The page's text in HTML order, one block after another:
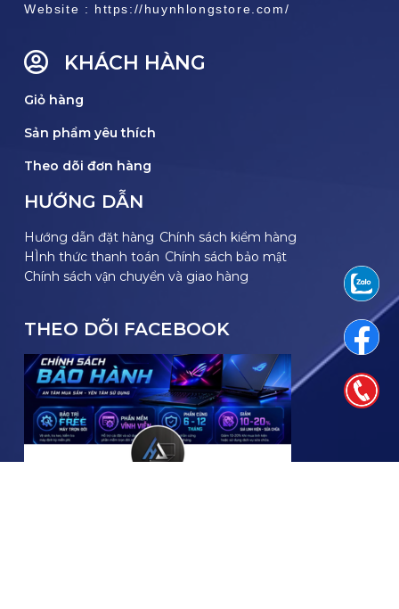
Website : https://huynhlongstore.com/
KHÁCH HÀNG
Giỏ hàng
Sản phẩm yêu thích
Theo dõi đơn hàng
HƯỚNG DẪN
Hướng dẫn đặt hàng Chính sách kiểm hàng
HÌnh thức thanh toán Chính sách bảo mật
Chính sách vận chuyển và giao hàng
THEO DÕI FACEBOOK